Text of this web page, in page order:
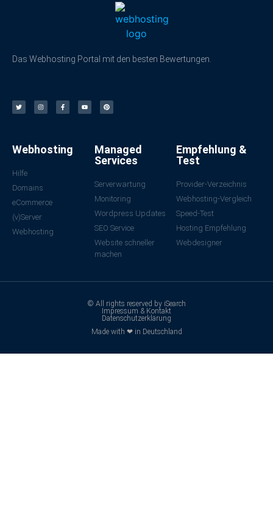
Das Webhosting Portal mit den besten Bewertungen.
Webhosting
Hilfe
Domains
eCommerce
(v)Server
Webhosting
Managed
Services
Serverwartung
Monitoring
Wordpress Updates
SEO Service
Website schneller
machen
Empfehlung &
Test
Provider-Verzeichnis
Webhosting-Vergleich
Speed-Test
Hosting Empfehlung
Webdesigner
© All rights reserved by iSearch
Impressum & Kontakt
Datenschutzerklärung
Made with ❤ in Deutschland